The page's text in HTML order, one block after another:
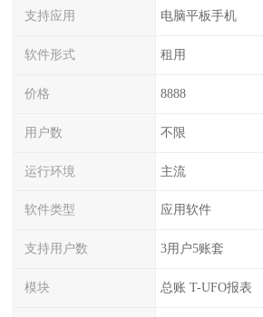
支持应用 电脑平板手机
软件形式 租用
价格 8888
用户数 不限
运行环境 主流
软件类型 应用软件
支持用户数 3用户5账套
模块 总账 T-UFO报表